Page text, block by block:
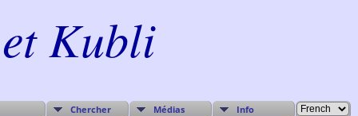
Kubli
Chercher Médias Info